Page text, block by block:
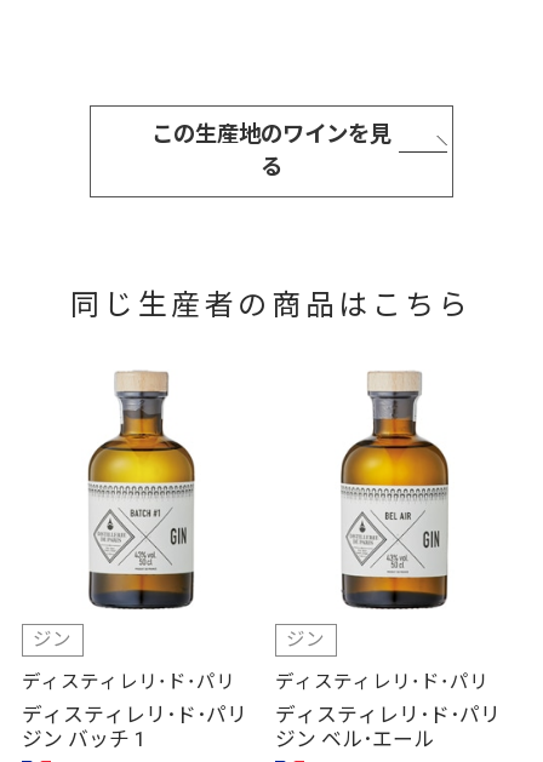
この生産地のワインを見
る
同じ生産者の商品はこちら
ジン
ディスティレリ･ド･パリ
ディスティレリ･ド･パリ
ジン バッチ 1
ジン
ディスティレリ･ド･パリ
ディスティレリ･ド･パリ
ジン ベル･エール